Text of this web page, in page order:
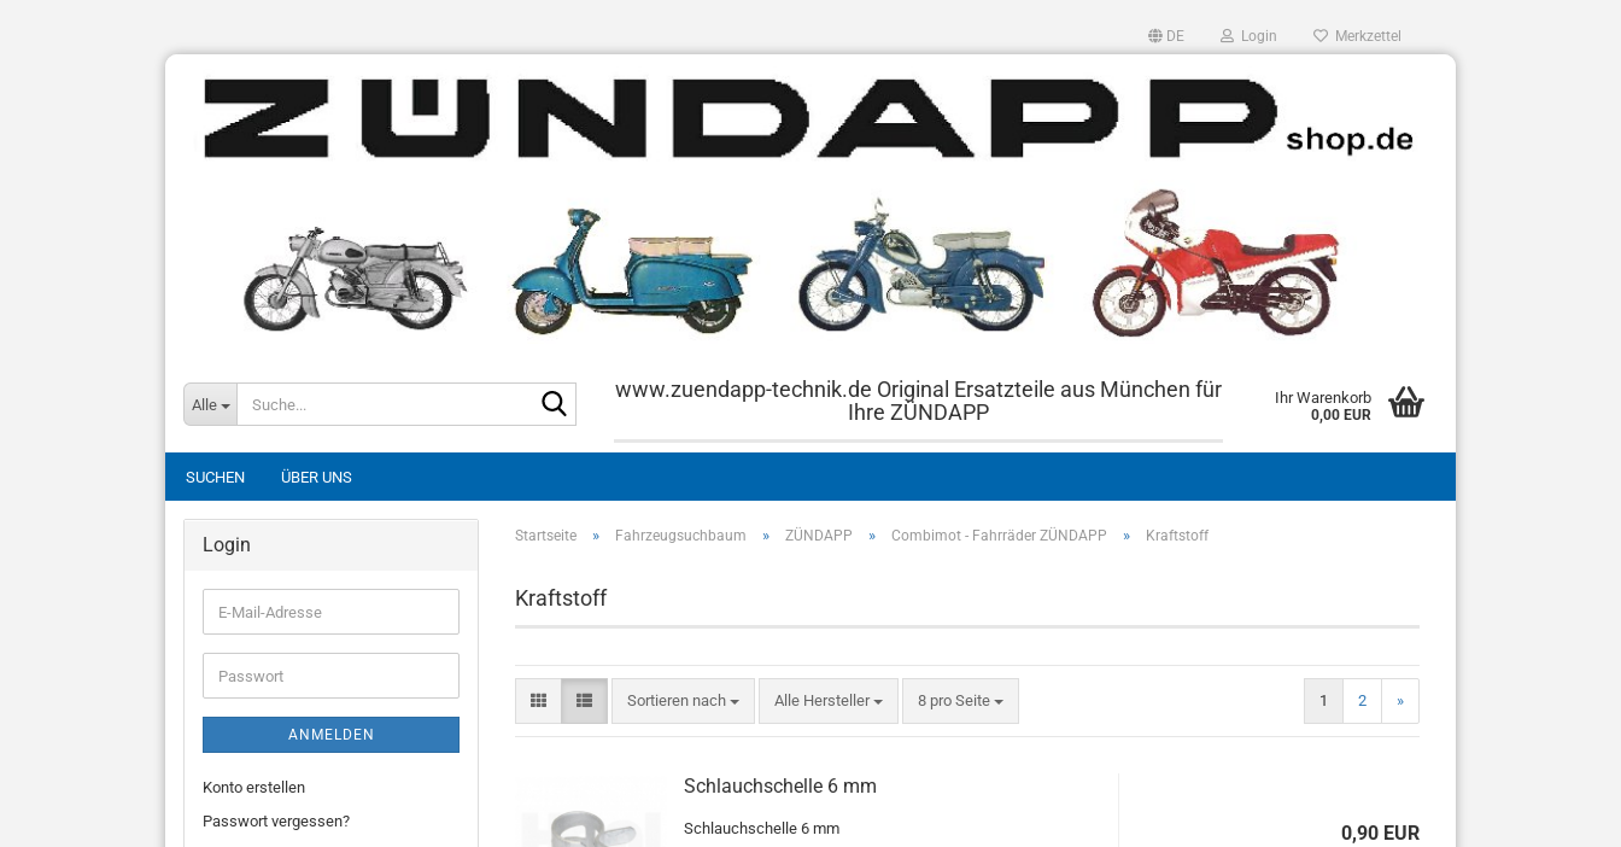
DE Login Merkzettel
Alle
Suche...www.zuendapp-technik.de Original Ersatzteile aus München für
Ihre ZÜNDAPP
Ihr Warenkorb
0,00 EUR
SUCHEN ÜBER UNS
Startseite » Fahrzeugsuchbaum » ZÜNDAPP » Combimot - Fahrräder ZÜNDAPP » Kraftstoff
Kraftstoff
Sortieren nach
Sortieren nach Alle Hersteller 8 pro Seite
pro Seite 1 2 »
Schlauchschelle 6 mm
Schlauchschelle 6 mm 0,90 EUR
Login
E-
Mail-
Adresse
Passwort
ANMELDEN
Konto erstellen
Passwort vergessen?